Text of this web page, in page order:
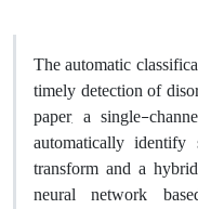
The automatic
timely detection of
paper, a single-
automatically identify
transform and a
neural network